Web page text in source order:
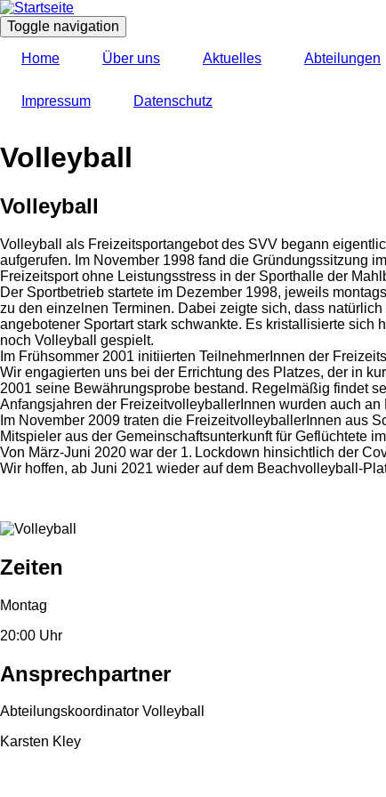
Direkt
zum
Inhalt
Toggle navigation
Home Über uns Aktuelles Abteilungen
Impressum Datenschutz
Volleyball
Volleyball
Volleyball als Freizeitsportangebot des SVV begann
aufgerufen. Im November 1998 fand die Gründungssitzung
Freizeitsport ohne Leistungsstress in der Sporthalle der
Der Sportbetrieb startete im Dezember 1998, jeweils
zu den einzelnen Terminen. Dabei zeigte sich, dass
angebotener Sportart stark schwankte. Es kristallisierte
noch Volleyball gespielt.
Im Frühsommer 2001 initiierten TeilnehmerInnen der
Wir engagierten uns bei der Errichtung des Platzes, der in
2001 seine Bewährungsprobe bestand. Regelmäßig findet
Anfangsjahren der FreizeitvolleyballerInnen wurden auch
Im November 2009 traten die FreizeitvolleyballerInnen aus
Mitspieler aus der Gemeinschaftsunterkunft für Geflüchtete
Von März-Juni 2020 war der 1. Lockdown hinsichtlich der
Wir hoffen, ab Juni 2021 wieder auf dem Beachvolleyball-
Zeiten
Montag
20:00 Uhr
Ansprechpartner
Abteilungskoordinator Volleyball
Karsten Kley